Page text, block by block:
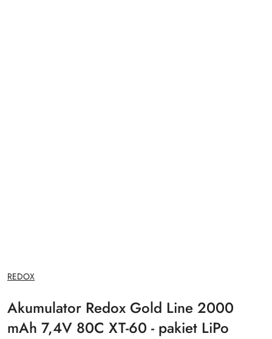
NAZWA
PRODUCENTA:
REDOX
Akumulator Redox Gold Line 2000
mAh 7,4V 80C XT-60 - pakiet LiPo